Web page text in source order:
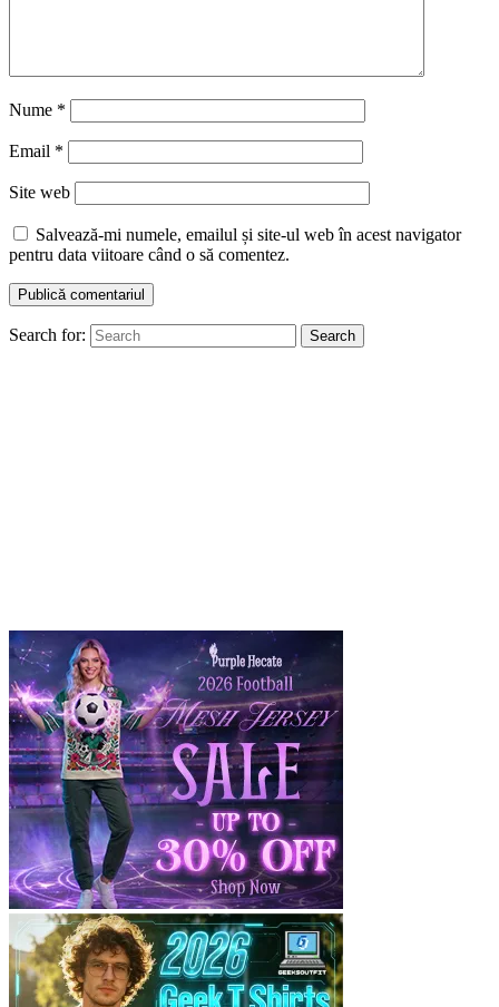
Nume *
Email *
Site web
Salvează-mi numele, emailul și site-ul web în acest navigator
pentru data viitoare când o să comentez.
Search for: Search